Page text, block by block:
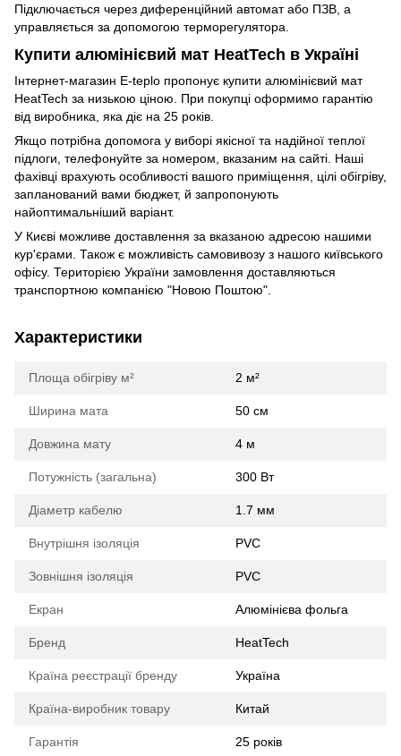
Підключається через диференційний автомат або ПЗВ, а
управляється за допомогою терморегулятора.
Купити алюмінієвий мат HeatTech в Україні
Інтернет-магазин E-teplo пропонує купити алюмінієвий мат
HeatTech за низькою ціною. При покупці оформимо гарантію
від виробника, яка діє на 25 років.
Якщо потрібна допомога у виборі якісної та надійної теплої
підлоги, телефонуйте за номером, вказаним на сайті. Наші
фахівці врахують особливості вашого приміщення, цілі обігріву,
запланований вами бюджет, й запропонують
найоптимальніший варіант.
У Києві можливе доставлення за вказаною адресою нашими
кур'єрами. Також є можливість самовивозу з нашого київського
офісу. Територією України замовлення доставляються
транспортною компанією "Новою Поштою".
Характеристики
Площа обігріву м² 2 м²
Ширина мата 50 cм
Довжина мату 4 м
Потужність (загальна) 300 Вт
Діаметр кабелю 1.7 мм
Внутрішня ізоляція PVC
Зовнішня ізоляція PVС
Екран Алюмінієва фольга
Бренд HeatTech
Країна реєстрації бренду Україна
Країна-виробник товару Китай
Гарантія 25 років